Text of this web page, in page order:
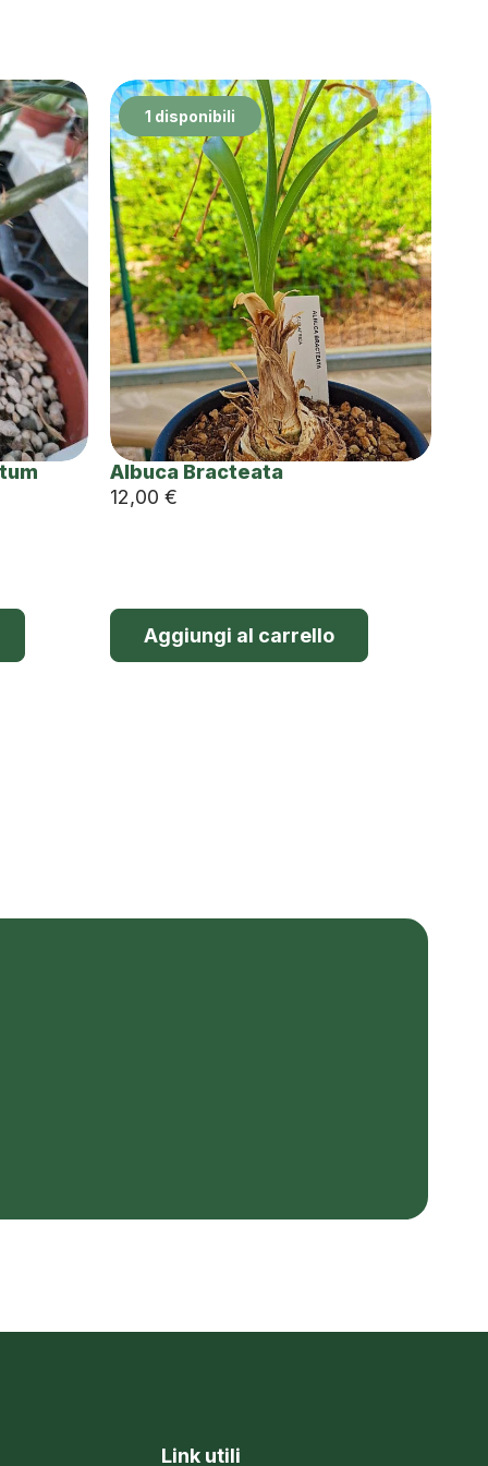
1 disponibili
Albuca Bracteata
12,00 €
Aggiungi al carrello
Link utili